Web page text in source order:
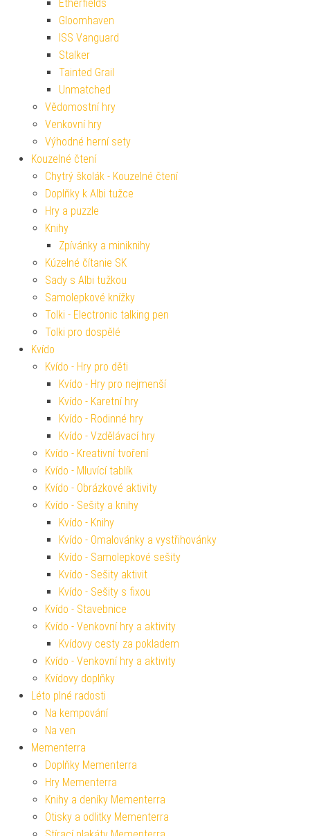
Etherfields
Gloomhaven
ISS Vanguard
Stalker
Tainted Grail
Unmatched
Vědomostní hry
Venkovní hry
Výhodné herní sety
Kouzelné čtení
Chytrý školák - Kouzelné čtení
Doplňky k Albi tužce
Hry a puzzle
Knihy
Zpívánky a miniknihy
Kúzelné čítanie SK
Sady s Albi tužkou
Samolepkové knížky
Tolki - Electronic talking pen
Tolki pro dospělé
Kvído
Kvído - Hry pro děti
Kvído - Hry pro nejmenší
Kvído - Karetní hry
Kvído - Rodinné hry
Kvído - Vzdělávací hry
Kvído - Kreativní tvoření
Kvído - Mluvící tablík
Kvído - Obrázkové aktivity
Kvído - Sešity a knihy
Kvído - Knihy
Kvído - Omalovánky a vystřihovánky
Kvído - Samolepkové sešity
Kvído - Sešity aktivit
Kvído - Sešity s fixou
Kvído - Stavebnice
Kvído - Venkovní hry a aktivity
Kvídovy cesty za pokladem
Kvído - Venkovní hry a aktivity
Kvídovy doplňky
Léto plné radosti
Na kempování
Na ven
Mementerra
Doplňky Mementerra
Hry Mementerra
Knihy a deníky Mementerra
Otisky a odlitky Mementerra